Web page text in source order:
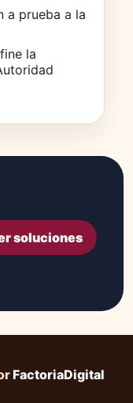
a prueba a la
la
soluciones
FactoriaDigital